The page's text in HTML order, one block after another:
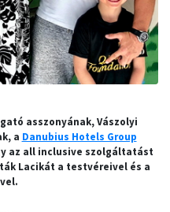
asszonyának, Vászolyi
a Danubius Hotels Group
az all inclusive szolgáltatást
Lacikát a testvéreivel és a